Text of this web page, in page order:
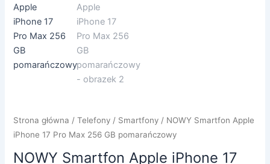
Strona główna /Telefony / Smartfony / NOWY Smartfon Apple
iPhone 17 Pro Max 256 GB pomarańczowy
NOWY Smartfon Apple iPhone 17